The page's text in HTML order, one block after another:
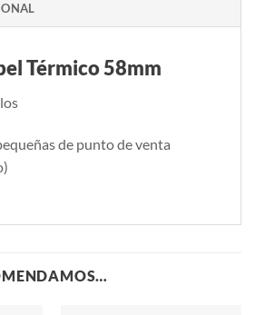
Térmico 58mm
de punto de venta